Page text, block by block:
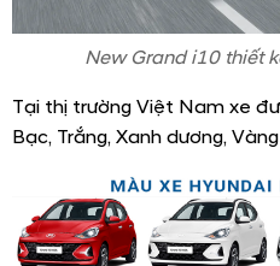
New Grand i10 thiết
Tại thị trường Việt Nam xe
Bạc, Trắng, Xanh dương,